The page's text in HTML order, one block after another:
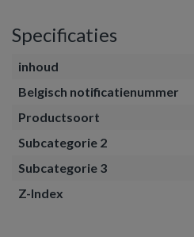
Specificaties
inhoud
Belgisch notificatienummer
Productsoort
Subcategorie 2
Subcategorie 3
Z-Index